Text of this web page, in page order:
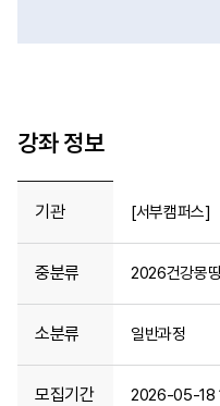
강좌 정보
기관 [서부캠퍼스]
중분류 2026건강몽
소분류 일반과정
모집기간 2026-05-18